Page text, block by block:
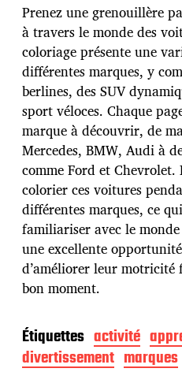
e
p
u
b
l
i
c
a
t
i
o
n
Prenez une grenouillère
à travers le monde des
coloriage présente une
différentes marques, y
berlines, des SUV
sport véloces. Chaque
marque à découvrir, de
Mercedes, BMW, Audi à
comme Ford et Chevrolet.
colorier ces voitures
différentes marques, ce
familiariser avec le
une excellente
d’améliorer leur
bon moment.
Étiquettes activité
divertissement marques